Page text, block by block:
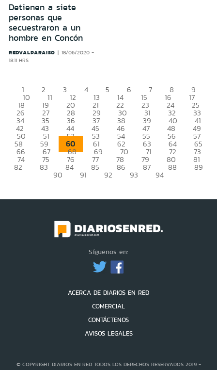
Detienen a siete
personas que
secuestraron a un
hombre en Concón
REDVALPARAISO
18/06/2020 -
18:11 HRS
1 2 3 4 5 6 7 8 9
10 11 12 13 14 15 16 17
18 19 20 21 22 23 24 25
26 27 28 29 30 31 32 33
34 35 36 37 38 39 40 41
42 43 44 45 46 47 48 49
50 51 52 53 54 55 56 57
58 59 60 61 62 63 64 65
66 67 68 69 70 71 72 73
74 75 76 77 78 79 80 81
82 83 84 85 86 87 88 89
90 91 92 93 94
Síguenos en:
ACERCA DE DIARIOS EN RED
COMERCIAL
CONTÁCTENOS
AVISOS LEGALES
© COPYRIGHT DIARIOS EN RED TODOS LOS DERECHOS RESERVADOS 2019 -